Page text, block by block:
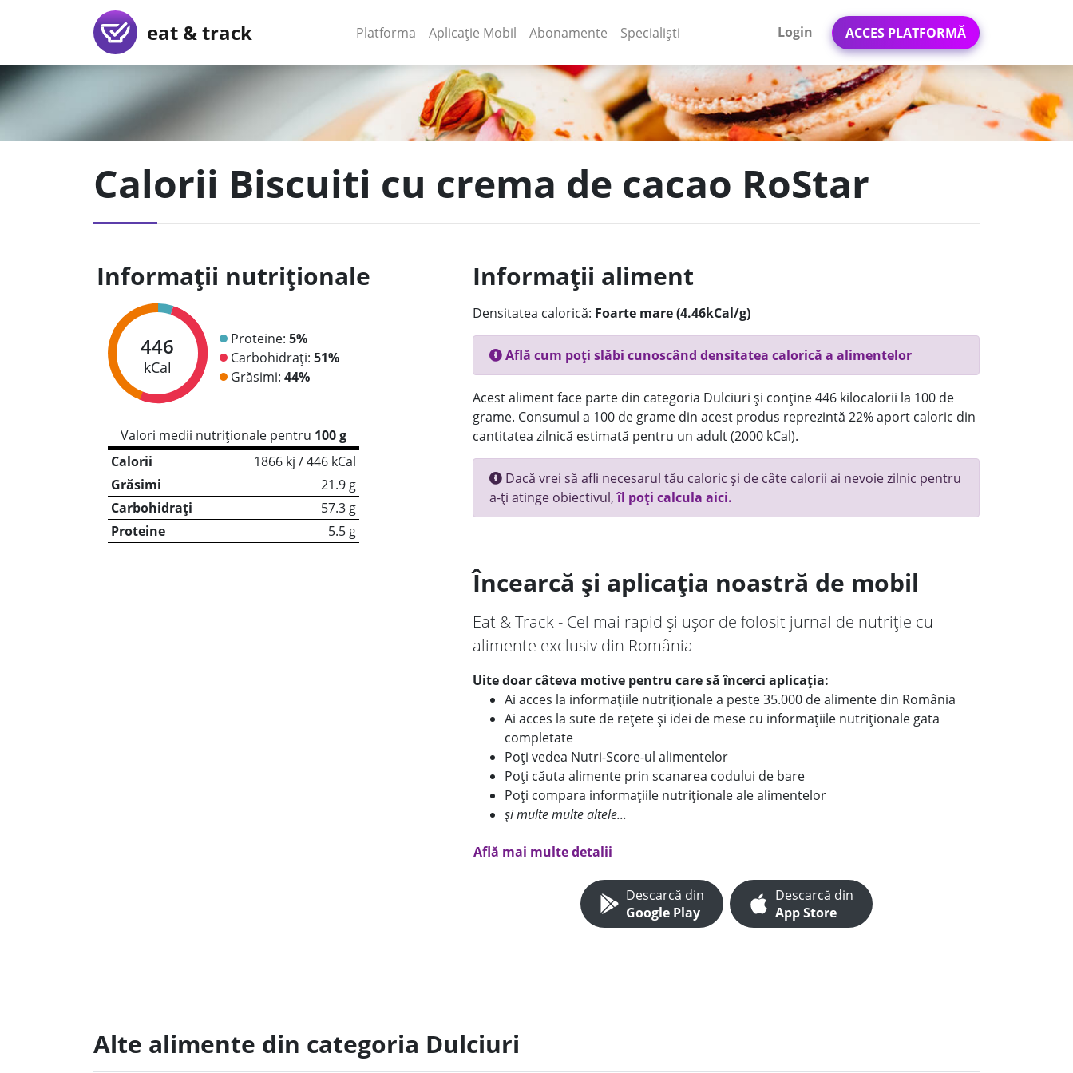
eat & track Platforma (current)
Aplicație Mobil (current)
Abonamente Specialiști Login ACCES PLATFORMĂ
Calorii Biscuiti cu crema de cacao RoStar
Informații nutriționale
446
kCal
Proteine: 5%
Carbohidrați: 51%
Grăsimi: 44%
Valori medii nutriționale pentru 100 g
Calorii
1866 kj / 446 kCal
Grăsimi
21.9 g
Carbohidrați
57.3 g
Proteine
5.5 g
Informații aliment
Densitatea calorică: Foarte mare (4.46kCal/g)
Află cum poți slăbi cunoscând densitatea calorică a alimentelor
Acest aliment face parte din categoria Dulciuri și conține 446 kilocalorii la 100 de
grame. Consumul a 100 de grame din acest produs reprezintă 22% aport caloric din
cantitatea zilnică estimată pentru un adult (2000 kCal).
Dacă vrei să afli necesarul tău caloric și de câte calorii ai nevoie zilnic pentru
a-ți atinge obiectivul,îl poți calcula aici.
Încearcă și aplicația noastră de mobil
Eat & Track - Cel mai rapid și ușor de folosit jurnal de nutriție cu
alimente exclusiv din România
Uite doar câteva motive pentru care să încerci aplicația:
Ai acces la informațiile nutriționale a peste 35.000 de alimente din România
Ai acces la sute de rețete și idei de mese cu informațiile nutriționale gata
completate
Poți vedea Nutri-Score-ul alimentelor
Poți căuta alimente prin scanarea codului de bare
Poți compara informațiile nutriționale ale alimentelor
și multe multe altele...
Află mai multe detalii
Descarcă din
Google Play
Descarcă din
App Store
Alte alimente din categoria Dulciuri